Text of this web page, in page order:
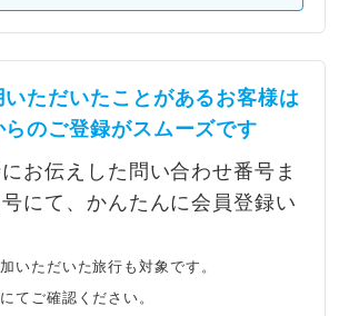
ただいたことがあるお客様は
らのご登録がスムーズです
お伝えした問い合わせ番号ま
にて、かんたんに会員登録い
いただいた旅行も対象です。
てご確認ください。